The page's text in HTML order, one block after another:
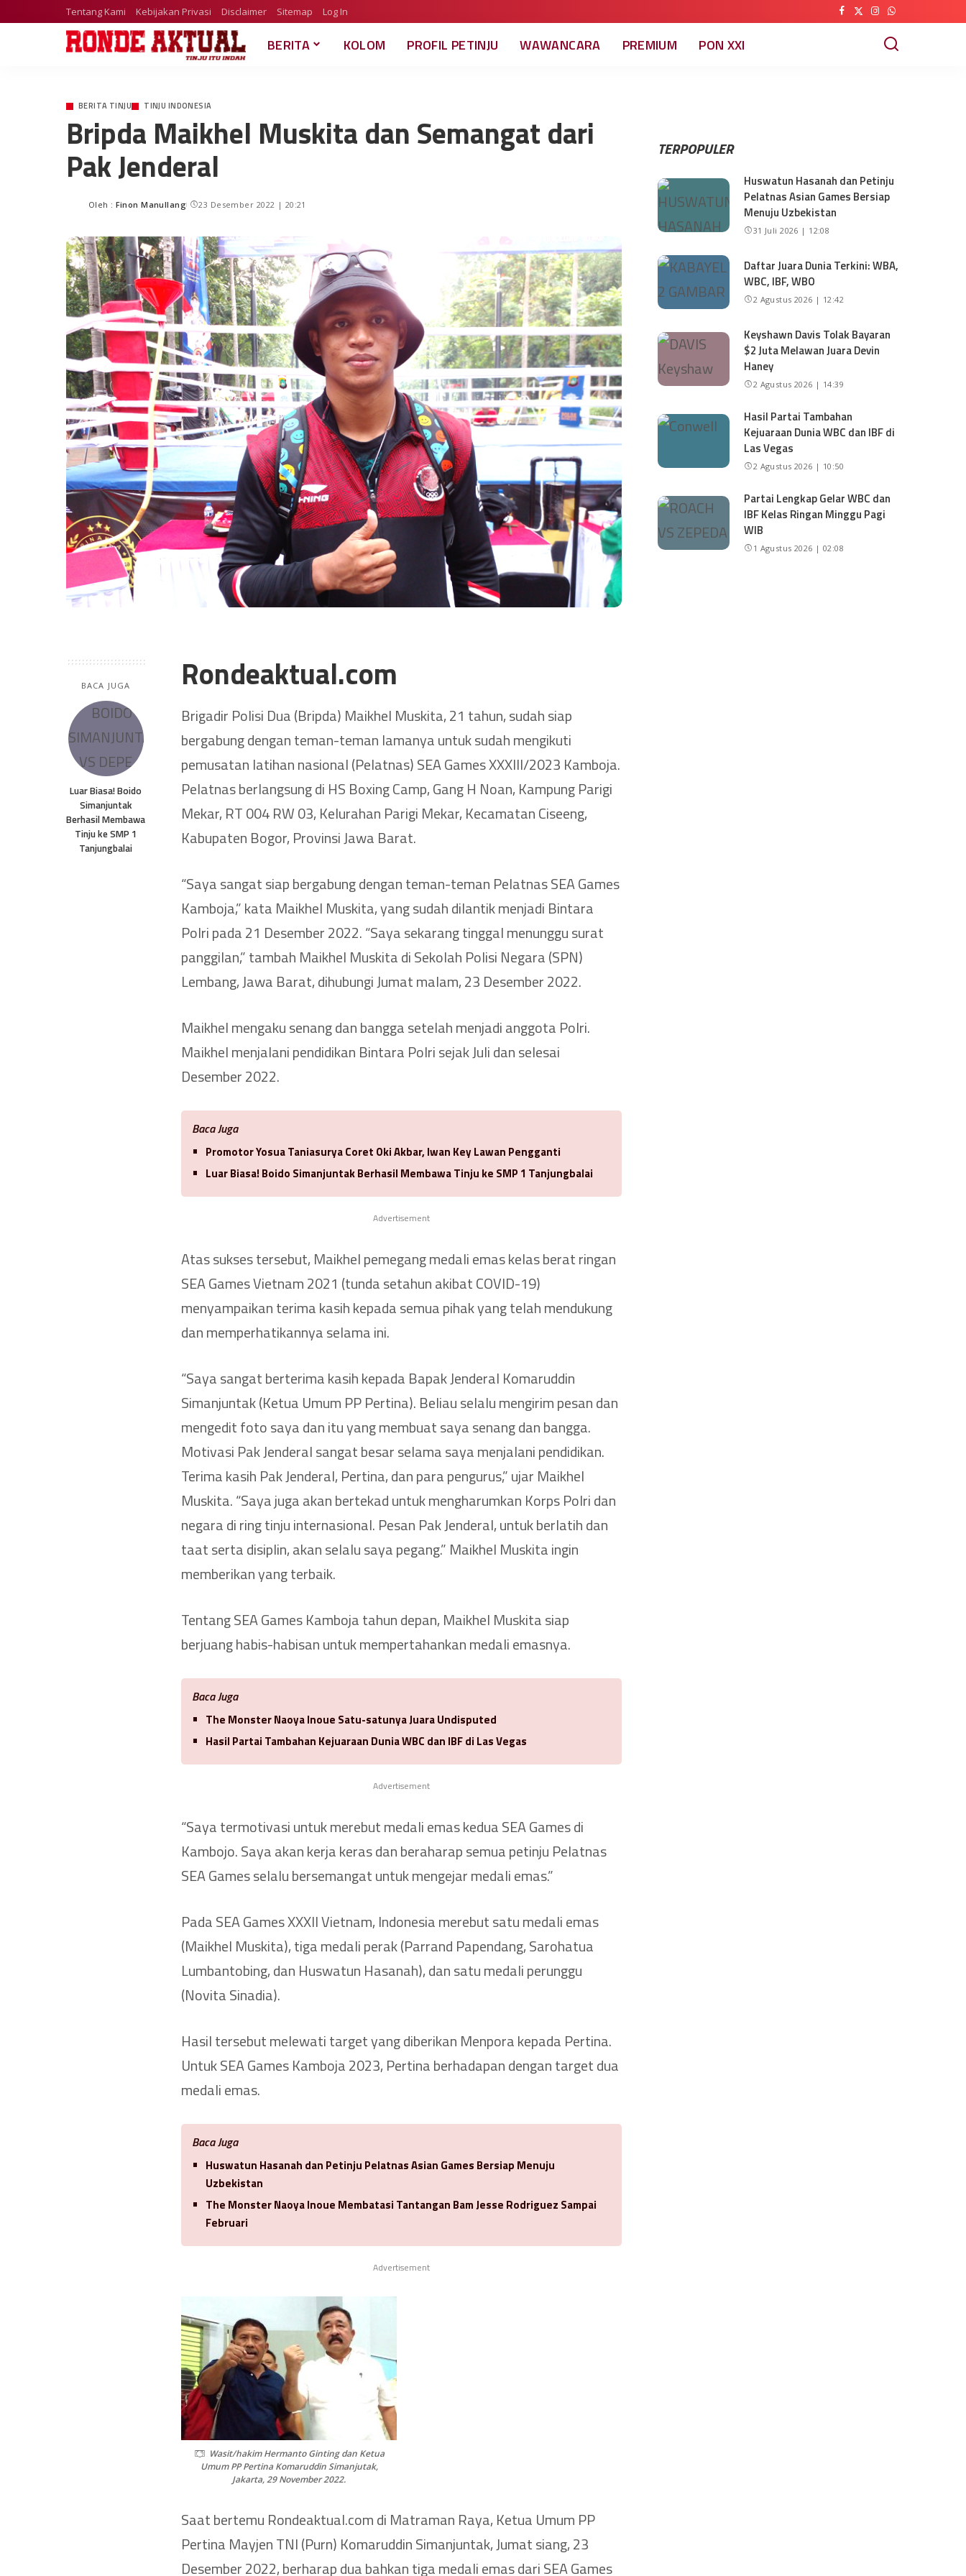
Tentang Kami Kebijakan Privasi Disclaimer Sitemap Log In
BERITA KOLOM PROFIL PETINJU WAWANCARA PREMIUM PON XXI
BERITA TINJU TINJU INDONESIA
Bripda Maikhel Muskita dan Semangat dari
Pak Jenderal
Oleh : Finon Manullang 23 Desember 2022 | 20:21
BACA JUGA
Luar Biasa! Boido
Simanjuntak
Berhasil Membawa
Tinju ke SMP 1
Tanjungbalai
Rondeaktual.com
Brigadir Polisi Dua (Bripda) Maikhel Muskita, 21 tahun, sudah siap
bergabung dengan teman-teman lamanya untuk sudah mengikuti
pemusatan latihan nasional (Pelatnas) SEA Games XXXIII/2023 Kamboja.
Pelatnas berlangsung di HS Boxing Camp, Gang H Noan, Kampung Parigi
Mekar, RT 004 RW 03, Kelurahan Parigi Mekar, Kecamatan Ciseeng,
Kabupaten Bogor, Provinsi Jawa Barat.
“Saya sangat siap bergabung dengan teman-teman Pelatnas SEA Games
Kamboja,” kata Maikhel Muskita, yang sudah dilantik menjadi Bintara
Polri pada 21 Desember 2022. “Saya sekarang tinggal menunggu surat
panggilan,” tambah Maikhel Muskita di Sekolah Polisi Negara (SPN)
Lembang, Jawa Barat, dihubungi Jumat malam, 23 Desember 2022.
Maikhel mengaku senang dan bangga setelah menjadi anggota Polri.
Maikhel menjalani pendidikan Bintara Polri sejak Juli dan selesai
Desember 2022.
Baca Juga
Promotor Yosua Taniasurya Coret Oki Akbar, Iwan Key Lawan Pengganti
Luar Biasa! Boido Simanjuntak Berhasil Membawa Tinju ke SMP 1 Tanjungbalai
Advertisement
Atas sukses tersebut, Maikhel pemegang medali emas kelas berat ringan
SEA Games Vietnam 2021 (tunda setahun akibat COVID-19)
menyampaikan terima kasih kepada semua pihak yang telah mendukung
dan memperhatikannya selama ini.
“Saya sangat berterima kasih kepada Bapak Jenderal Komaruddin
Simanjuntak (Ketua Umum PP Pertina). Beliau selalu mengirim pesan dan
mengedit foto saya dan itu yang membuat saya senang dan bangga.
Motivasi Pak Jenderal sangat besar selama saya menjalani pendidikan.
Terima kasih Pak Jenderal, Pertina, dan para pengurus,” ujar Maikhel
Muskita. “Saya juga akan bertekad untuk mengharumkan Korps Polri dan
negara di ring tinju internasional. Pesan Pak Jenderal, untuk berlatih dan
taat serta disiplin, akan selalu saya pegang.” Maikhel Muskita ingin
memberikan yang terbaik.
Tentang SEA Games Kamboja tahun depan, Maikhel Muskita siap
berjuang habis-habisan untuk mempertahankan medali emasnya.
Baca Juga
The Monster Naoya Inoue Satu-satunya Juara Undisputed
Hasil Partai Tambahan Kejuaraan Dunia WBC dan IBF di Las Vegas
Advertisement
“Saya termotivasi untuk merebut medali emas kedua SEA Games di
Kambojo. Saya akan kerja keras dan beraharap semua petinju Pelatnas
SEA Games selalu bersemangat untuk mengejar medali emas.”
Pada SEA Games XXXII Vietnam, Indonesia merebut satu medali emas
(Maikhel Muskita), tiga medali perak (Parrand Papendang, Sarohatua
Lumbantobing, dan Huswatun Hasanah), dan satu medali perunggu
(Novita Sinadia).
Hasil tersebut melewati target yang diberikan Menpora kepada Pertina.
Untuk SEA Games Kamboja 2023, Pertina berhadapan dengan target dua
medali emas.
Baca Juga
Huswatun Hasanah dan Petinju Pelatnas Asian Games Bersiap Menuju
Uzbekistan
The Monster Naoya Inoue Membatasi Tantangan Bam Jesse Rodriguez Sampai
Februari
Advertisement
Wasit/hakim Hermanto Ginting dan Ketua
Umum PP Pertina Komaruddin Simanjutak,
Jakarta, 29 November 2022.
Saat bertemu Rondeaktual.com di Matraman Raya, Ketua Umum PP
Pertina Mayjen TNI (Purn) Komaruddin Simanjuntak, Jumat siang, 23
Desember 2022, berharap dua bahkan tiga medali emas dari SEA Games
TERPOPULER
Huswatun Hasanah dan Petinju
Pelatnas Asian Games Bersiap
Menuju Uzbekistan
31 Juli 2026 | 12:08
Daftar Juara Dunia Terkini: WBA,
WBC, IBF, WBO
2 Agustus 2026 | 12:42
Keyshawn Davis Tolak Bayaran
$2 Juta Melawan Juara Devin
Haney
2 Agustus 2026 | 14:39
Hasil Partai Tambahan
Kejuaraan Dunia WBC dan IBF di
Las Vegas
2 Agustus 2026 | 10:50
Partai Lengkap Gelar WBC dan
IBF Kelas Ringan Minggu Pagi
WIB
1 Agustus 2026 | 02:08